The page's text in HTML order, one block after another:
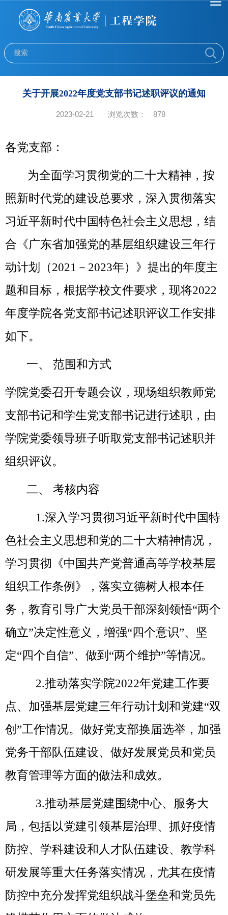
关于开展2022年度党支部书记述职评议的通知
2023-02-21 浏览次数： 878
各党支部：
为全面学习贯彻党的二十大精神，按
照新时代党的建设总要求，深入贯彻落实
习近平新时代中国特色社会主义思想，结
合《广东省加强党的基层组织建设三年行
动计划（2021 － 2023年）》提出的年度主
题和目标，根据学校文件要求，现将2022
年度学院各党支部书记述职评议工作安排
如下。
一、 范围和方式
学院党委召开专题会议，现场组织教师党
支部书记和学生党支部书记进行述职，由
学院党委领导班子听取党支部书记述职并
组织评议。
二、 考核内容
1.深入学习贯彻习近平新时代中国特
色社会主义思想和党的二十大精神情况，
学习贯彻《中国共产党普通高等学校基层
组织工作条例》，落实立德树人根本任
务，教育引导广大党员干部深刻领悟“两个
确立”决定性意义，增强“四个意识”、坚
定“四个自信”、做到“两个维护”等情况。
2.推动落实学院2022年党建工作要
点、加强基层党建三年行动计划和党建“双
创”工作情况。做好党支部换届选举，加强
党务干部队伍建设、做好发展党员和党员
教育管理等方面的做法和成效。
3.推动基层党建围绕中心、服务大
局，包括以党建引领基层治理、抓好疫情
防控、学科建设和人才队伍建设、教学科
研发展等重大任务落实情况，尤其在疫情
防控中充分发挥党组织战斗堡垒和党员先